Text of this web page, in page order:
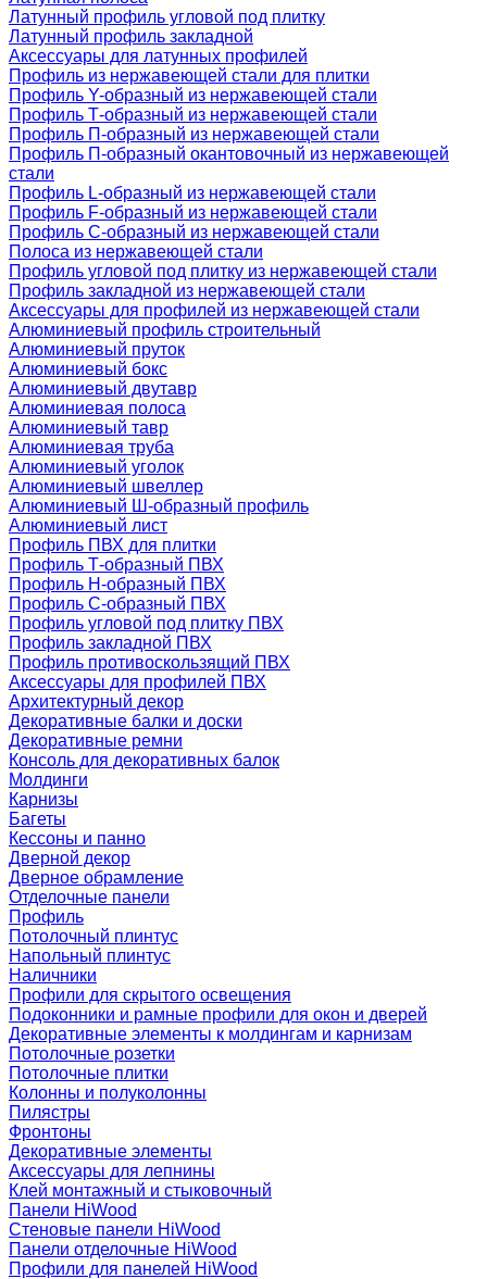
Латунный профиль угловой под плитку
Латунный профиль закладной
Аксессуары для латунных профилей
Профиль из нержавеющей стали для плитки
Профиль Y-образный из нержавеющей стали
Профиль Т-образный из нержавеющей стали
Профиль П-образный из нержавеющей стали
Профиль П-образный окантовочный из нержавеющей
стали
Профиль L-образный из нержавеющей стали
Профиль F-образный из нержавеющей стали
Профиль C-образный из нержавеющей стали
Полоса из нержавеющей стали
Профиль угловой под плитку из нержавеющей стали
Профиль закладной из нержавеющей стали
Аксессуары для профилей из нержавеющей стали
Алюминиевый профиль строительный
Алюминиевый пруток
Алюминиевый бокс
Алюминиевый двутавр
Алюминиевая полоса
Алюминиевый тавр
Алюминиевая труба
Алюминиевый уголок
Алюминиевый швеллер
Алюминиевый Ш-образный профиль
Алюминиевый лист
Профиль ПВХ для плитки
Профиль Т-образный ПВХ
Профиль H-образный ПВХ
Профиль C-образный ПВХ
Профиль угловой под плитку ПВХ
Профиль закладной ПВХ
Профиль противоскользящий ПВХ
Аксессуары для профилей ПВХ
Архитектурный декор
Декоративные балки и доски
Декоративные ремни
Консоль для декоративных балок
Молдинги
Карнизы
Багеты
Кессоны и панно
Дверной декор
Дверное обрамление
Отделочные панели
Профиль
Потолочный плинтус
Напольный плинтус
Наличники
Профили для скрытого освещения
Подоконники и рамные профили для окон и дверей
Декоративные элементы к молдингам и карнизам
Потолочные розетки
Потолочные плитки
Колонны и полуколонны
Пилястры
Фронтоны
Декоративные элементы
Аксессуары для лепнины
Клей монтажный и стыковочный
Панели HiWood
Стеновые панели HiWood
Панели отделочные HiWood
Профили для панелей HiWood